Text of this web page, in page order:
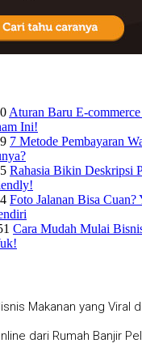
Aturan Baru E-
Ini!
7 Metode Pembayaran
Rahasia Bikin Deskripsi
Foto Jalanan Bisa Cuan?
Cara Mudah Mulai
Makanan yang Viral
dari Rumah Banjir